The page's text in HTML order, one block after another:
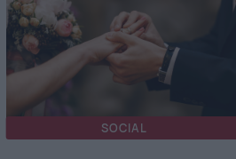
SOCIAL